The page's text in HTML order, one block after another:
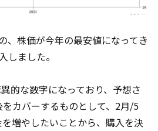
、株価が今年の最安値になってき
しました。
的な数字になっており、予想さ
カバーするものとして、2月/5
増やしたいことから、購入を決